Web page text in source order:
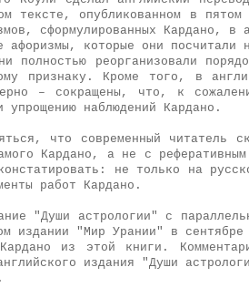
тексте, опубликованном в
сформулированных Кардано,
афоризмы, которые они посчитали
полностью реорганизовали
признаку. Кроме того, в
– сокращены, что, к
упрощению наблюдений Кардано.
что современный читатель
Кардано, а не с
не только на
работ Кардано.
"Души астрологии" с
издании "Мир Урании"
в сентябре
из этой книги.
издания "Души